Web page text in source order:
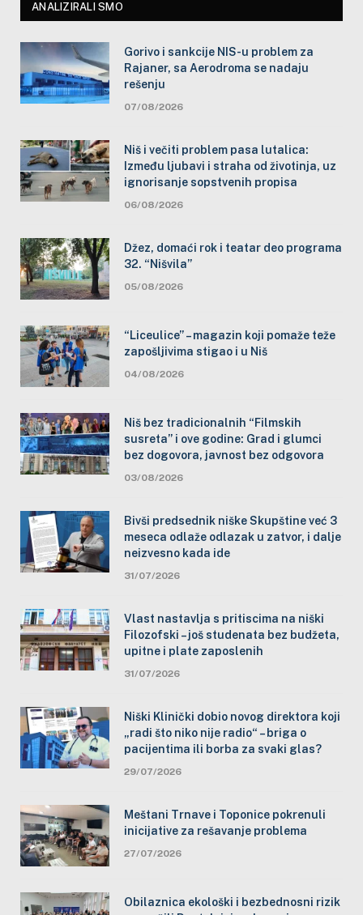
ANALIZIRALI SMO
Gorivo i sankcije NIS-u problem za
Rajaner, sa Aerodroma se nadaju
rešenju
07/08/2026
Niš i večiti problem pasa lutalica:
Između ljubavi i straha od životinja, uz
ignorisanje sopstvenih propisa
06/08/2026
Džez, domaći rok i teatar deo programa
32. “Nišvila”
05/08/2026
“Liceulice” – magazin koji pomaže teže
zapošljivima stigao i u Niš
04/08/2026
Niš bez tradicionalnih “Filmskih
susreta” i ove godine: Grad i glumci
bez dogovora, javnost bez odgovora
03/08/2026
Bivši predsednik niške Skupštine već 3
meseca odlaže odlazak u zatvor, i dalje
neizvesno kada ide
31/07/2026
Vlast nastavlja s pritiscima na niški
Filozofski – još studenata bez budžeta,
upitne i plate zaposlenih
31/07/2026
Niški Klinički dobio novog direktora koji
„radi što niko nije radio“ – briga o
pacijentima ili borba za svaki glas?
29/07/2026
Meštani Trnave i Toponice pokrenuli
inicijative za rešavanje problema
27/07/2026
Obilaznica ekološki i bezbednosni rizik